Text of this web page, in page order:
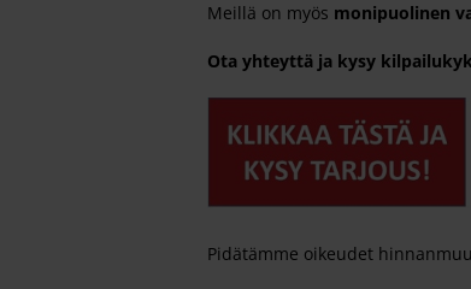
Meillä on myös monipuolinen
Ota yhteyttä ja kysy
Pidätämme oikeudet